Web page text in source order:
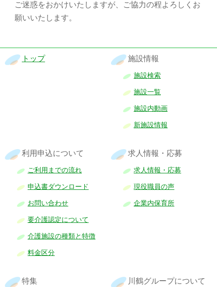
ご迷惑をおかけいたしますが、ご協力の程よろしくお
願いいたします。
トップ 施設情報
施設検索
施設一覧
施設内動画
新施設情報
利用申込について
ご利用までの流れ
申込書ダウンロード
お問い合わせ
要介護認定について
介護施設の種類と特徴
料金区分
求人情報・応募
求人情報・応募
現役職員の声
企業内保育所
特集 川鶴グループについて